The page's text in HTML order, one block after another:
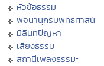
หัวข้อธรรม
พจนานุกรมพุทธศาสน์
มิลินทปัญหา
เสียงธรรม
สถานีเพลงธรรมะ